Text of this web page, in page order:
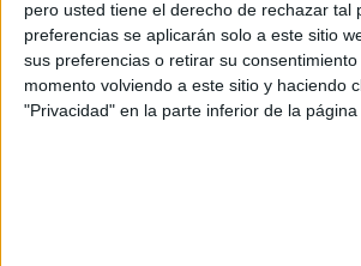
pero usted tiene el derecho de rechazar tal
preferencias se aplicarán solo a este sitio
sus preferencias o retirar su
momento volviendo a este sitio y haciendo
"Privacidad" en la parte inferior de la página